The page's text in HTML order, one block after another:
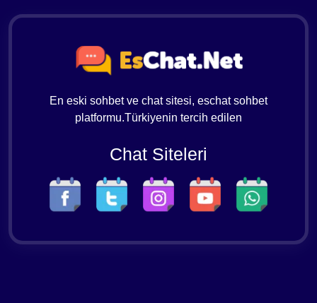
En eski sohbet ve chat sitesi, eschat sohbet
platformu.Türkiyenin tercih edilen
Chat Siteleri